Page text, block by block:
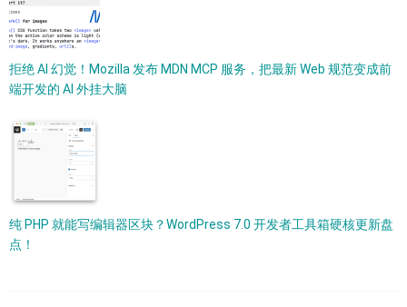
拒绝 AI 幻觉！Mozilla 发布 MDN MCP 服务，把最新 Web 规范变成前
端开发的 AI 外挂大脑
纯 PHP 就能写编辑器区块？WordPress 7.0 开发者工具箱硬核更新盘
点！